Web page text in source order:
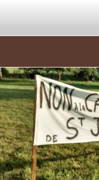
content